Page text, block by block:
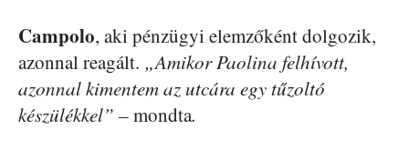
Campolo, aki pénzügyi elemzőként dolgozik,
azonnal reagált. „Amikor Paolina felhívott,
azonnal kimentem az utcára egy tűzoltó
készülékkel” –mondta.